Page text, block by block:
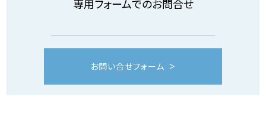
専用フォームでのお問合せ
お問い合せフォーム